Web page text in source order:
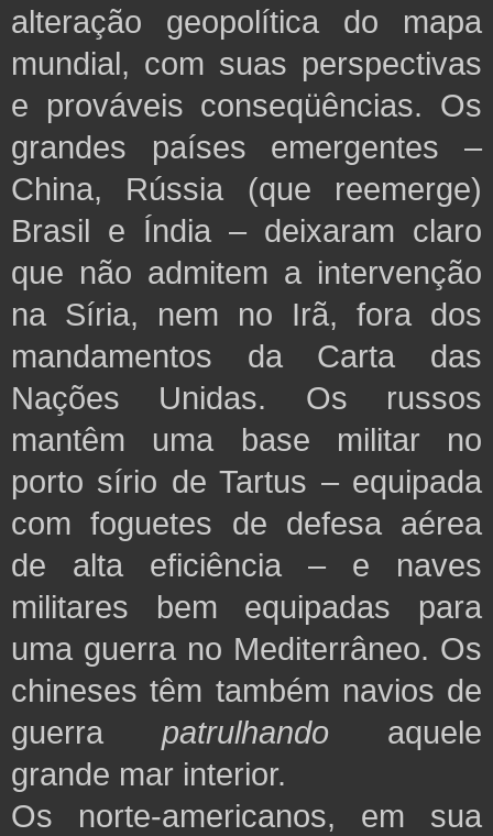
alteração geopolítica do mapa
mundial, com suas perspectivas
e prováveis conseqüências. Os
grandes países emergentes –
China, Rússia (que reemerge)
Brasil e Índia – deixaram claro
que não admitem a intervenção
na Síria, nem no Irã, fora dos
mandamentos da Carta das
Nações Unidas. Os russos
mantêm uma base militar no
porto sírio de Tartus – equipada
com foguetes de defesa aérea
de alta eficiência – e naves
militares bem equipadas para
uma guerra no Mediterrâneo. Os
chineses têm também navios de
guerra patrulhando aquele
grande mar interior.
Os norte-americanos, em sua